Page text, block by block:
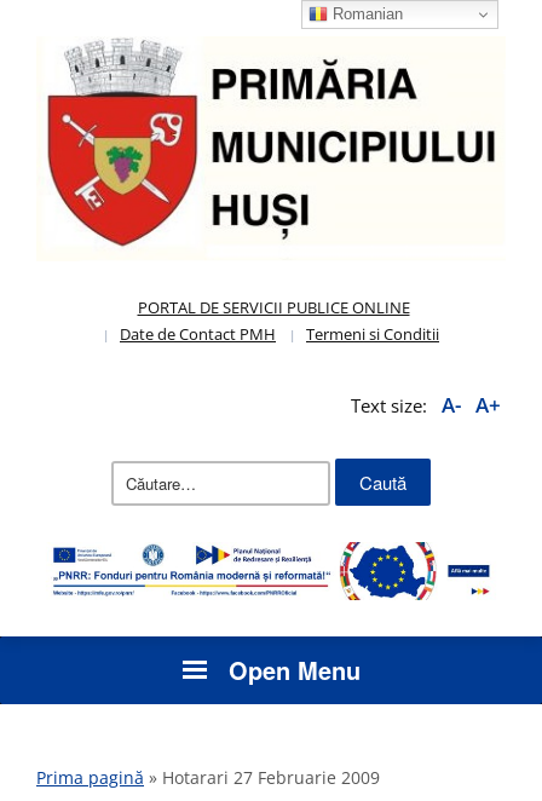
PORTAL DE SERVICII PUBLICE ONLINE
Date de Contact PMH
Termeni si Conditii
Text size: A- A+
Caută
Open Menu
Prima pagină » Hotarari 27 Februarie 2009
Romanian